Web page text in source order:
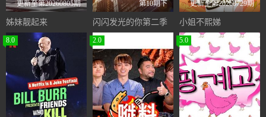
更新至第20260805期
姊妹靓起来
第10期下
闪闪发光的你第二季
更新至第20260729期
小姐不熙娣
8.0 2.0 5.0